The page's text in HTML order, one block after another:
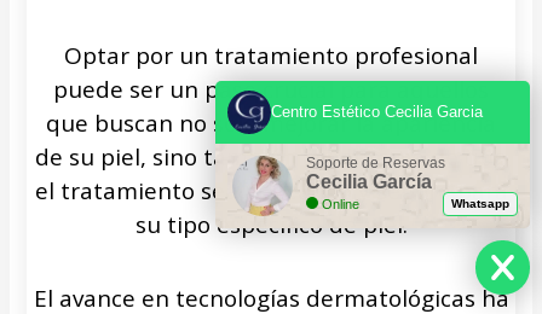
Optar por un tratamiento profesional
puede ser un paso crucial para aquellos
que buscan no solo mejorar la apariencia
de su piel, sino también asegurarse de que
el tratamiento sea adecuado y seguro para
su tipo específico de piel.
El avance en tecnologías dermatológicas ha
Centro Estético Cecilia Garcia
Soporte de Reservas
Cecilia García
Online Whatsapp